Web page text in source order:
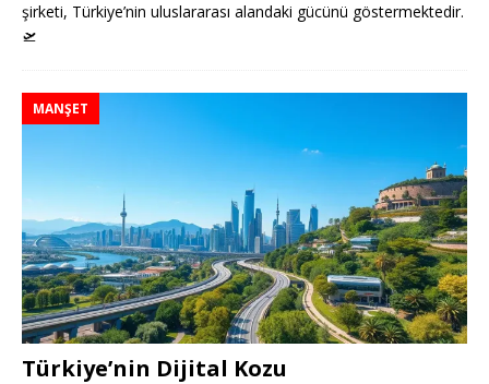
şirketi, Türkiye’nin uluslararası alandaki gücünü göstermektedir.
🛫
MANŞET
Türkiye’nin Dijital Kozu